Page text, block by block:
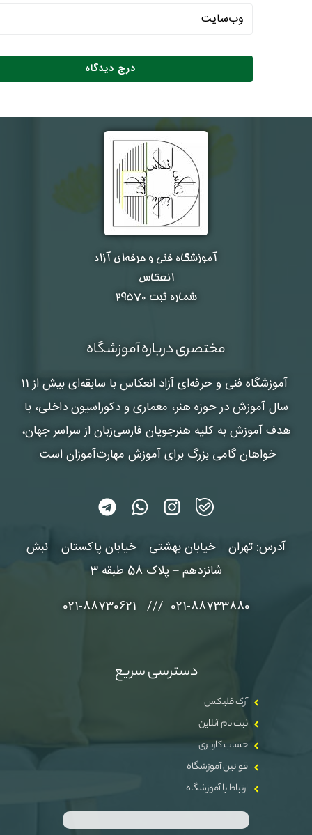
آموزشگاه فنی و حرفه‌ای آزاد
انعکاس
شماره ثبت ۲۹۵۷۰
مختصری درباره آموزشگاه
آموزشگاه فنی و حرفه‌ای آزاد انعکاس
با سابقه‌ای بیش از 11
سال آموزش در حوزه هنر، معماری و دکوراسیون داخلی، با
هدف آموزش به کلیه هنرجویان فارسی‌زبان از سراسر جهان،
خواهان گامی بزرگ برای آموزش مهارت‌آموزان است.
آدرس: تهران – خیابان بهشتی – خیابان پاکستان – نبش
شانزدهم – پلاک 58 طبقه 3
021-88733880 /// 021-88730621
دسترسی سریع
آرک فلیکس
ثبت نام آنلاین
حساب کاربری
قوانین آموزشگاه
ارتباط با آموزشگاه